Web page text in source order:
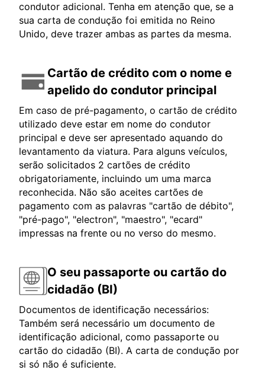
condutor adicional. Tenha em atenção que, se a
sua carta de condução foi emitida no Reino
Unido, deve trazer ambas as partes da mesma.
Cartão de crédito com o nome e
apelido do condutor principal
Em caso de pré-pagamento, o cartão de crédito
utilizado deve estar em nome do condutor
principal e deve ser apresentado aquando do
levantamento da viatura. Para alguns veículos,
serão solicitados 2 cartões de crédito
obrigatoriamente, incluindo um uma marca
reconhecida. Não são aceites cartões de
pagamento com as palavras "cartão de débito",
"pré-pago", "electron", "maestro", "ecard"
impressas na frente ou no verso do mesmo.
O seu passaporte ou cartão do
cidadão (BI)
Documentos de identificação necessários:
Também será necessário um documento de
identificação adicional, como passaporte ou
cartão do cidadão (BI). A carta de condução por
si só não é suficiente.